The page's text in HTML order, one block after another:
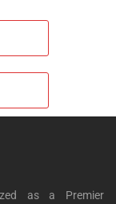
as a Premier